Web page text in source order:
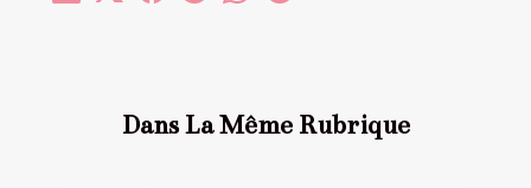
Dans La Même Rubrique